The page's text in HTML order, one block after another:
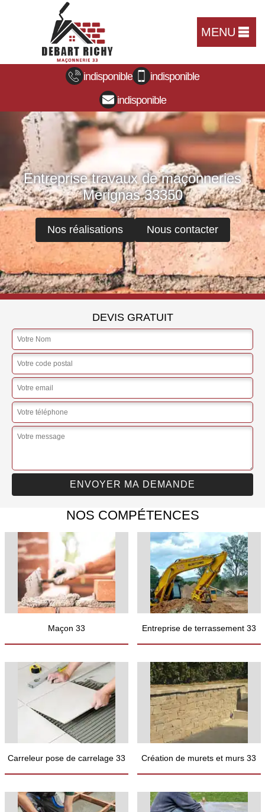
MENU
indisponible
indisponible
indisponible
Entreprise travaux de maçonneries
Merignas 33350
Nos réalisations Nous contacter
DEVIS GRATUIT
NOS COMPÉTENCES
Maçon 33 Entreprise de terrassement 33
Carreleur pose de carrelage 33 Création de murets et murs 33